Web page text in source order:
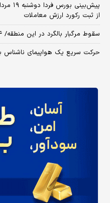
از ثبت رکورد ارزش معاملات
سقوط مرگبار بالگرد در این منطقه/ ۴ نفر جان باختند
حرکت سریع یک هواپیمای ناشناس